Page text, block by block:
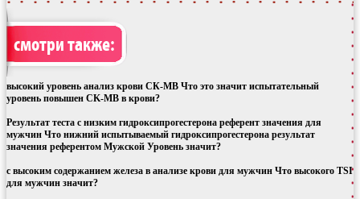
смотри также:
высокий уровень анализ крови СК-МВ Что это значит испытательный
уровень повышен CK-MB в крови?
Результат теста с низким гидроксипрогестерона референт значения для
мужчин Что нижний испытываемый гидроксипрогестерона результат
значения референтом Мужской Уровень значит?
с высоким содержанием железа в анализе крови для мужчин Что высокого TSI
для мужчин значит?